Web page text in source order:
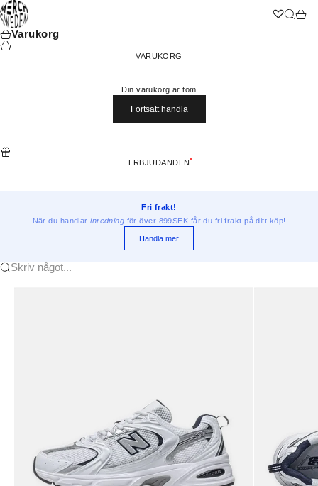
Hoppa till innehållet
Merchsweden
Wishlist
Sök
Varukorg
VARUKORG
Din varukorg är tom
Fortsätt handla
ERBJUDANDEN
Fri frakt!
När du handlarinredning för över 899SEK får du fri frakt på ditt köp!
Handla mer
Skriv något...